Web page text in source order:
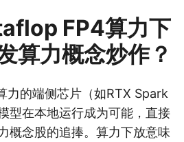
FP4算力下
算力概念炒作？
力的端侧芯片（如RTX Spark
型在本地运行成为可能，直接
概念股的追捧。算力下放意味